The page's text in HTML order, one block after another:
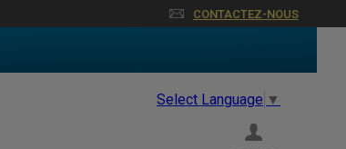
CONTACTEZ-NOUS
Select Language ▼